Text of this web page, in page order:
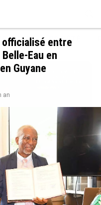
SOCIÉTÉ
Yanis Foy entend
touristique des
officialisé entre
Eau en
Guyane
an